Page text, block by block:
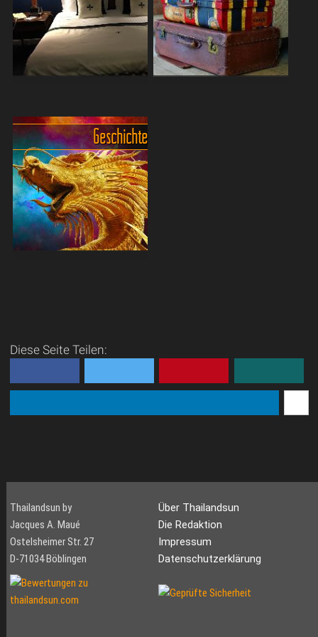
Hitzeempfindliche sollten
die Zeit von März bis Juni
meiden, da dann öfter
Temp...
den allgemeinen
Bestimmungen im
restlichen Thailand
unterscheiden oder spezi...
höchstem Niveau
Ob nun ein einfaches
Guesthouse oder ein
prächtiges Luxushotel,
Bangkok bietet für jeden
Anspruch und jeden
Geldbeutel das passende
Hotel. Es gibt sow...
dann plötzlich Hochhäuser,
Dauerbetrieb. Bangkok,
Geschichte
Diese Seite Teilen:
Thailandsun by
Jacques A. Maué
Ostelsheimer Str. 27
D-71034 Böblingen
Über Thailandsun
Die Redaktion
Impressum
Datenschutzerklärung